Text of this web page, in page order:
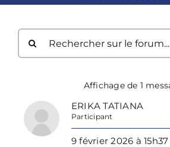
Affichage de 1
ERIKA TATIANA
Participant
9 février 2026 à 15h37